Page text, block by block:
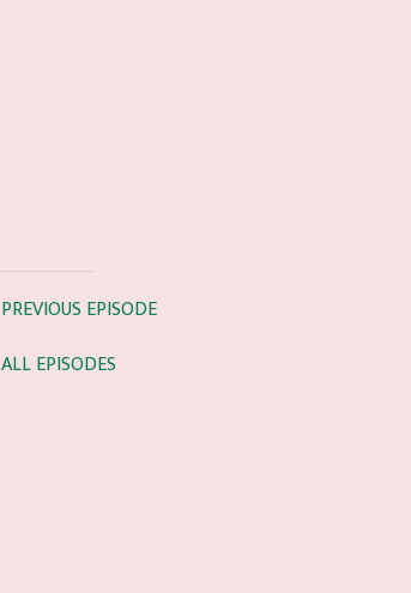
PREVIOUS EPISODE
ALL EPISODES